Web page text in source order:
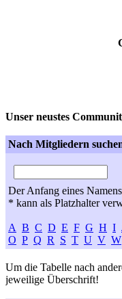
Unser neustes
Nach Mitgliedern
Der Anfang eines
* kann als Platzhalter
A B C D E F G H I
O P Q R S T U V W
Um die Tabelle nach
jeweilige Überschrift!